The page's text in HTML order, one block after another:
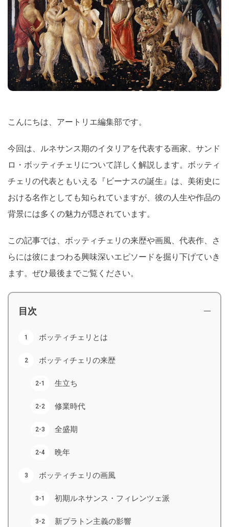
こんにちは、アートリエ編集部です。
今回は、ルネサンス期のイタリアを代表する画家、サンド
ロ・ボッティチェリについて詳しく解説します。ボッティ
チェリの代表ともいえる『ビーナスの誕生』は、美術史に
おける名作としても知られていますが、彼の人生や作品の
背景には多くの魅力が隠されています。
この記事では、ボッティチェリの来歴や画風、代表作、さ
らには彼にまつわる興味深いエピソードを掘り下げていき
ます。ぜひ最後までご覧ください。
目次
ボッティチェリとは
ボッティチェリの来歴
生立ち
修業時代
全盛期
晩年
ボッティチェリの画風
初期ルネサンス・フィレンツェ派
新プラトン主義の影響